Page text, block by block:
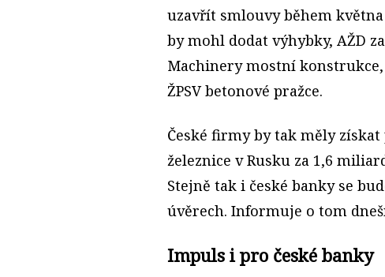
uzavřít smlouvy během
by mohl dodat výhybky, AŽD
Machinery mostní
ŽPSV betonové pražce.
České firmy by tak měly
železnice v Rusku za 1,6
Stejně tak i české banky se
úvěrech. Informuje o tom
Impuls i pro české banky